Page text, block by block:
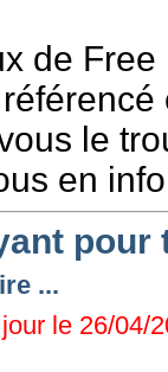
de
le
en
...
le 26/04/